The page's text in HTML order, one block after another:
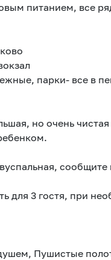
питанием, все
парки- все в
но очень
сообщите
для 3 гостя, при
Пушистые